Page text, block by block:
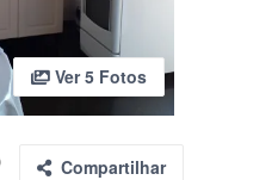
Ver 5 Fotos
Compartilhar